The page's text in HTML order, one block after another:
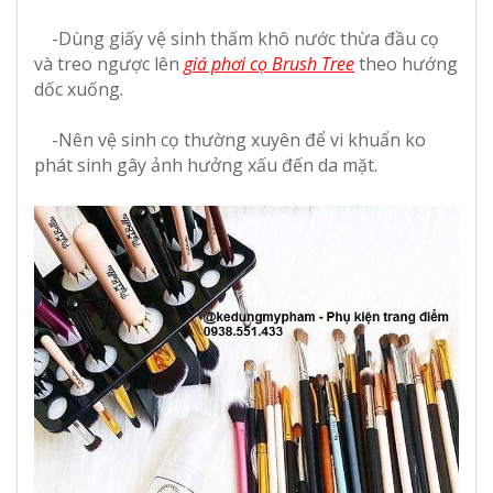
-Dùng giấy vệ sinh thấm khô nước thừa đầu cọ
và treo ngược lên giá phơi cọ Brush Treetheo hướng
dốc xuống.
-Nên vệ sinh cọ thường xuyên để vi khuẩn ko
phát sinh gây ảnh hưởng xấu đến da mặt.